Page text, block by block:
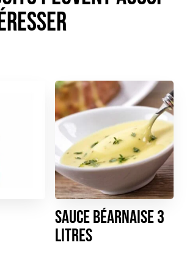
Sauce Béarnaise 3
litres